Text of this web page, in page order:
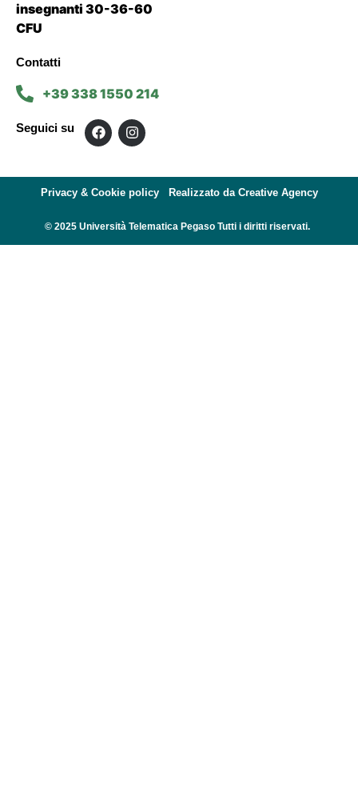
insegnanti 30-36-60
CFU
Contatti
+39 338 1550 214
Seguici su
Privacy & Cookie policy Realizzato da Creative Agency
© 2025 Università Telematica Pegaso Tutti i diritti riservati.